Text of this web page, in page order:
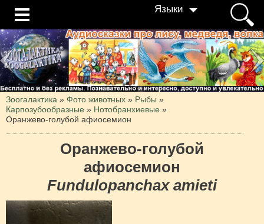
Языки
Зоогалактика » Фото животных » Рыбы »
Карпозубообразные » Нотобранхиевые »
Оранжево-голубой афиосемион
Оранжево-голубой
афиосемион
Fundulopanchax amieti